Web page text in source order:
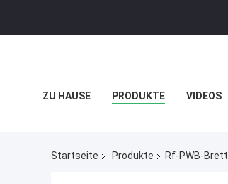
ZU HAUSE PRODUKTE VIDEOS
Startseite Produkte Rf-PWB-Brett